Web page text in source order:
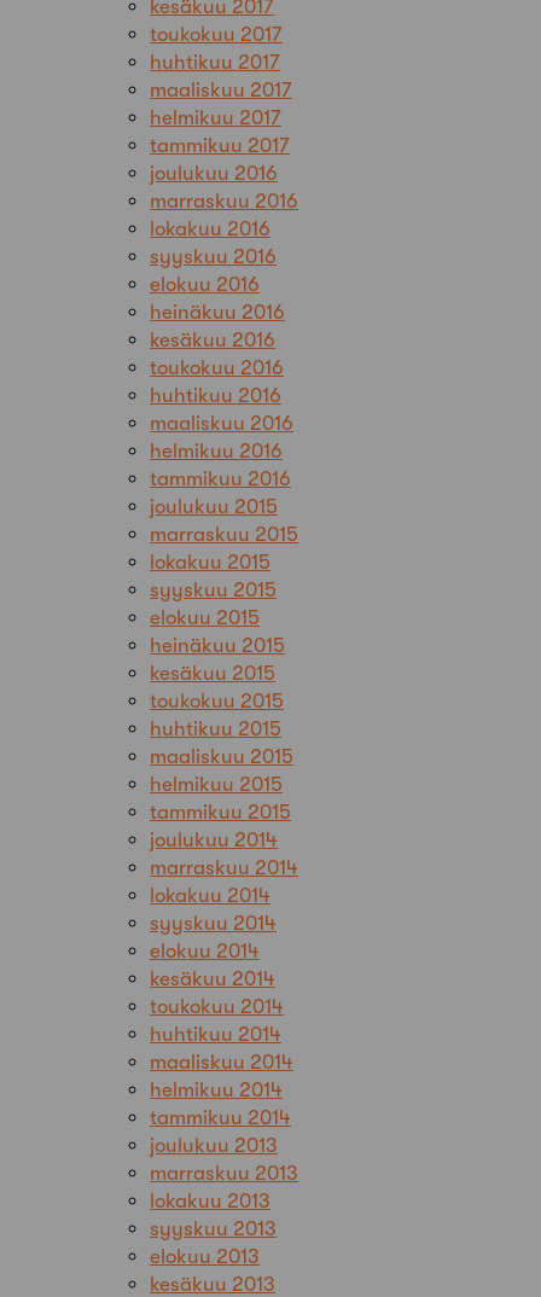
kesäkuu 2017
toukokuu 2017
huhtikuu 2017
maaliskuu 2017
helmikuu 2017
tammikuu 2017
joulukuu 2016
marraskuu 2016
lokakuu 2016
syyskuu 2016
elokuu 2016
heinäkuu 2016
kesäkuu 2016
toukokuu 2016
huhtikuu 2016
maaliskuu 2016
helmikuu 2016
tammikuu 2016
joulukuu 2015
marraskuu 2015
lokakuu 2015
syyskuu 2015
elokuu 2015
heinäkuu 2015
kesäkuu 2015
toukokuu 2015
huhtikuu 2015
maaliskuu 2015
helmikuu 2015
tammikuu 2015
joulukuu 2014
marraskuu 2014
lokakuu 2014
syyskuu 2014
elokuu 2014
kesäkuu 2014
toukokuu 2014
huhtikuu 2014
maaliskuu 2014
helmikuu 2014
tammikuu 2014
joulukuu 2013
marraskuu 2013
lokakuu 2013
syyskuu 2013
elokuu 2013
kesäkuu 2013